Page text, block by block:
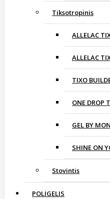
Tiksotropinis
ALLELAC
ALLELAC
TIXO
ONE DROP
GEL BY
SHINE ON
Stovintis
POLIGELIS